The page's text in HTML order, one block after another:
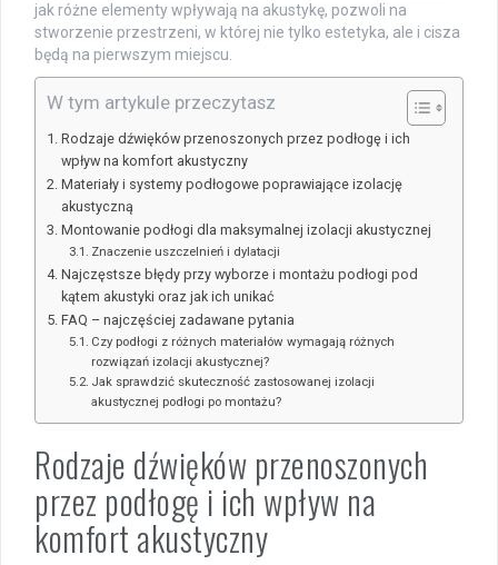
jak różne elementy wpływają na akustykę, pozwoli na
stworzenie przestrzeni, w której nie tylko estetyka, ale i cisza
będą na pierwszym miejscu.
W tym artykule przeczytasz
Rodzaje dźwięków przenoszonych przez podłogę i ich
wpływ na komfort akustyczny
Materiały i systemy podłogowe poprawiające izolację
akustyczną
Montowanie podłogi dla maksymalnej izolacji akustycznej
Znaczenie uszczelnień i dylatacji
Najczęstsze błędy przy wyborze i montażu podłogi pod
kątem akustyki oraz jak ich unikać
FAQ – najczęściej zadawane pytania
Czy podłogi z różnych materiałów wymagają różnych
rozwiązań izolacji akustycznej?
Jak sprawdzić skuteczność zastosowanej izolacji
akustycznej podłogi po montażu?
Rodzaje dźwięków przenoszonych
przez podłogę i ich wpływ na
komfort akustyczny